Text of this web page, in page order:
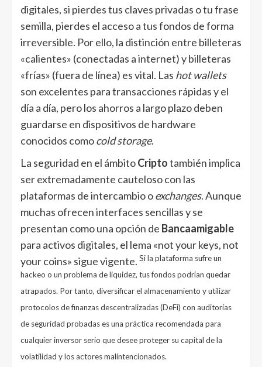
digitales, si pierdes tus claves privadas o tu frase
semilla, pierdes el acceso a tus fondos de forma
irreversible. Por ello, la distinción entre billeteras
«calientes» (conectadas a internet) y billeteras
«frías» (fuera de línea) es vital. Las hot wallets
son excelentes para transacciones rápidas y el
día a día, pero los ahorros a largo plazo deben
guardarse en dispositivos de hardware
conocidos comocold storage.
La seguridad en el ámbitoCriptotambién implica
ser extremadamente cauteloso con las
plataformas de intercambio oexchanges. Aunque
muchas ofrecen interfaces sencillas y se
presentan como una opción de Bancaamigable
para activos digitales, el lema «not your keys, not
your coins» sigue vigente. Si la plataforma sufre un
hackeo o un problema de liquidez, tus fondos podrían quedar
atrapados. Por tanto, diversificar el almacenamiento y utilizar
protocolos de finanzas descentralizadas (DeFi) con auditorías
de seguridad probadas es una práctica recomendada para
cualquier inversor serio que desee proteger su capital de la
volatilidad y los actores malintencionados.